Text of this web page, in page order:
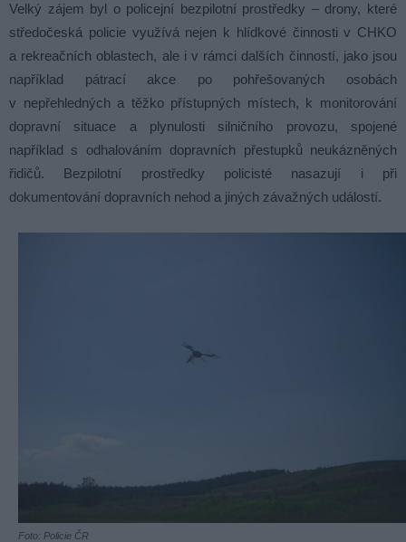
Velký zájem byl o policejní bezpilotní prostředky – drony, které
středočeská policie využívá nejen k hlídkové činnosti v CHKO
a rekreačních oblastech, ale i v rámci dalších činností, jako jsou
například pátrací akce po pohřešovaných osobách
v nepřehledných a těžko přístupných místech, k monitorování
dopravní situace a plynulosti silničního provozu, spojené
například s odhalováním dopravních přestupků neukázněných
řidičů. Bezpilotní prostředky policisté nasazují i při
dokumentování dopravních nehod a jiných závažných událostí.
Foto: Policie ČR